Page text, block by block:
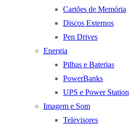
Cartões de Memória
Discos Externos
Pen Drives
Energia
Pilhas e Baterias
PowerBanks
UPS e Power Station
Imagem e Som
Televisores